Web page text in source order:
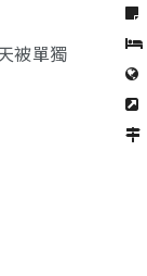
被單獨